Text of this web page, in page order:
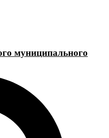
муниципального